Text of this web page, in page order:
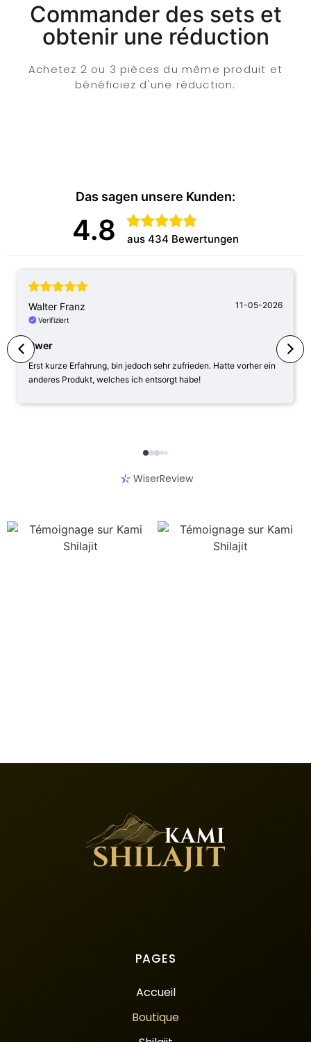
Commander des sets et
obtenir une réduction
Achetez 2 ou 3 pièces du même produit et
bénéficiez d'une réduction.
Das sagen unsere Kunden:
4.8 aus 434 Bewertungen
Walter Franz 11-05-2026
Verifiziert
Pwer
Erst kurze Erfahrung, bin jedoch sehr zufrieden. Hatte vorher ein
anderes Produkt, welches ich entsorgt habe!
WiserReview
PAGES
Accueil
Boutique